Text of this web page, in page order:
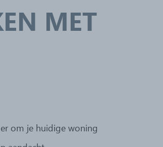
om je huidige woning
MET